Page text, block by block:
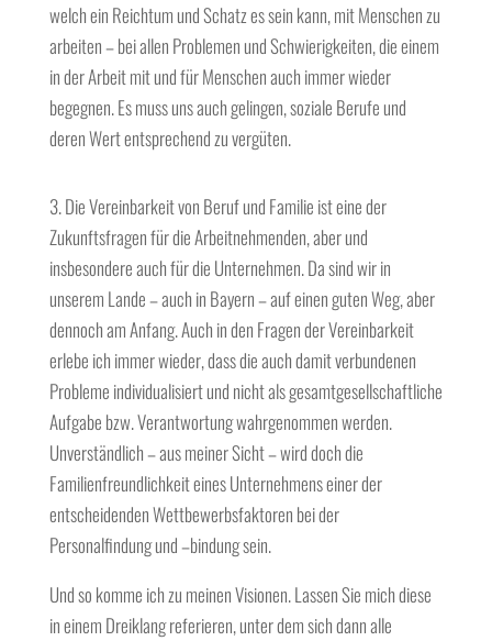
welch ein Reichtum und Schatz es sein kann, mit Menschen zu
arbeiten – bei allen Problemen und Schwierigkeiten, die einem
in der Arbeit mit und für Menschen auch immer wieder
begegnen. Es muss uns auch gelingen, soziale Berufe und
deren Wert entsprechend zu vergüten.
3. Die Vereinbarkeit von Beruf und Familie ist eine der
Zukunftsfragen für die Arbeitnehmenden, aber und
insbesondere auch für die Unternehmen. Da sind wir in
unserem Lande – auch in Bayern – auf einen guten Weg, aber
dennoch am Anfang. Auch in den Fragen der Vereinbarkeit
erlebe ich immer wieder, dass die auch damit verbundenen
Probleme individualisiert und nicht als gesamtgesellschaftliche
Aufgabe bzw. Verantwortung wahrgenommen werden.
Unverständlich – aus meiner Sicht – wird doch die
Familienfreundlichkeit eines Unternehmens einer der
entscheidenden Wettbewerbsfaktoren bei der
Personalfindung und –bindung sein.
Und so komme ich zu meinen Visionen. Lassen Sie mich diese
in einem Dreiklang referieren, unter dem sich dann alle